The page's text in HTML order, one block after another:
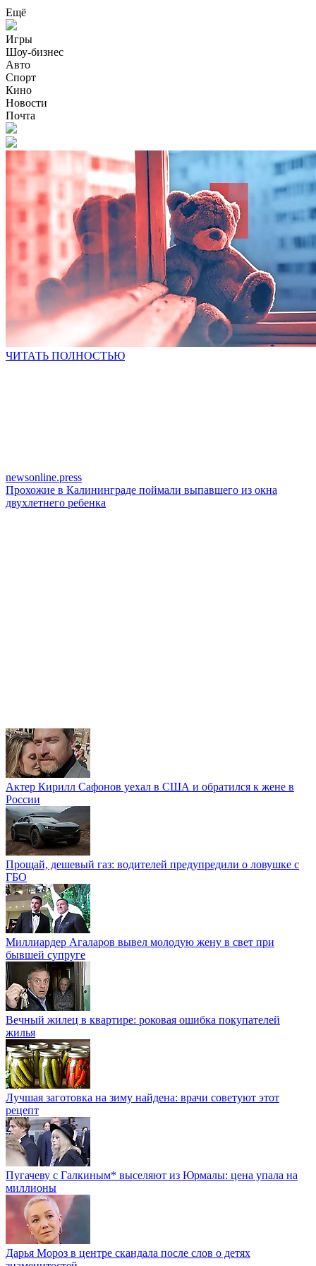
Ещё
Игры
Шоу-бизнес
Авто
Спорт
Кино
Новости
Почта
ЧИТАТЬ ПОЛНОСТЬЮ
newsonline.press
Прохожие в Калининграде поймали выпавшего из окна
двухлетнего ребенка
Актер Кирилл Сафонов уехал в США и обратился к жене в
России
Прощай, дешевый газ: водителей предупредили о ловушке с
ГБО
Миллиардер Агаларов вывел молодую жену в свет при
бывшей супруге
Вечный жилец в квартире: роковая ошибка покупателей
жилья
Лучшая заготовка на зиму найдена: врачи советуют этот
рецепт
Пугачеву с Галкиным* выселяют из Юрмалы: цена упала на
миллионы
Дарья Мороз в центре скандала после слов о детях